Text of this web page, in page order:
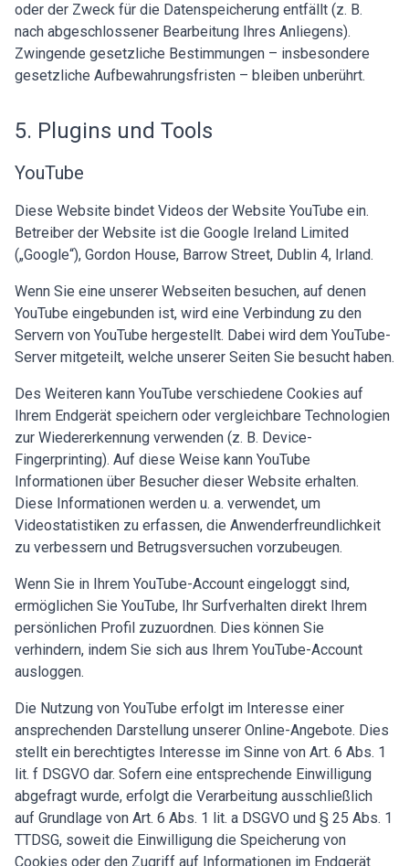
oder der Zweck für die Datenspeicherung entfällt (z. B.
nach abgeschlossener Bearbeitung Ihres Anliegens).
Zwingende gesetzliche Bestimmungen – insbesondere
gesetzliche Aufbewahrungsfristen – bleiben unberührt.
5. Plugins und Tools
YouTube
Diese Website bindet Videos der Website YouTube ein.
Betreiber der Website ist die Google Ireland Limited
(„Google“), Gordon House, Barrow Street, Dublin 4, Irland.
Wenn Sie eine unserer Webseiten besuchen, auf denen
YouTube eingebunden ist, wird eine Verbindung zu den
Servern von YouTube hergestellt. Dabei wird dem YouTube-
Server mitgeteilt, welche unserer Seiten Sie besucht haben.
Des Weiteren kann YouTube verschiedene Cookies auf
Ihrem Endgerät speichern oder vergleichbare Technologien
zur Wiedererkennung verwenden (z. B. Device-
Fingerprinting). Auf diese Weise kann YouTube
Informationen über Besucher dieser Website erhalten.
Diese Informationen werden u. a. verwendet, um
Videostatistiken zu erfassen, die Anwenderfreundlichkeit
zu verbessern und Betrugsversuchen vorzubeugen.
Wenn Sie in Ihrem YouTube-Account eingeloggt sind,
ermöglichen Sie YouTube, Ihr Surfverhalten direkt Ihrem
persönlichen Profil zuzuordnen. Dies können Sie
verhindern, indem Sie sich aus Ihrem YouTube-Account
ausloggen.
Die Nutzung von YouTube erfolgt im Interesse einer
ansprechenden Darstellung unserer Online-Angebote. Dies
stellt ein berechtigtes Interesse im Sinne von Art. 6 Abs. 1
lit. f DSGVO dar. Sofern eine entsprechende Einwilligung
abgefragt wurde, erfolgt die Verarbeitung ausschließlich
auf Grundlage von Art. 6 Abs. 1 lit. a DSGVO und § 25 Abs. 1
TTDSG, soweit die Einwilligung die Speicherung von
Cookies oder den Zugriff auf Informationen im Endgerät